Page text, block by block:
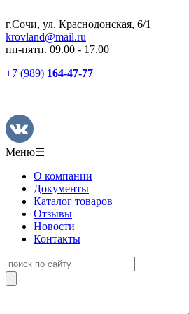
г.Сочи, ул. Краснодонская, 6/1
krovland@mail.ru
пн-пятн. 09.00 - 17.00
+7 (989) 164-47-77
Меню☰
О компании
Документы
Каталог товаров
Отзывы
Новости
Контакты